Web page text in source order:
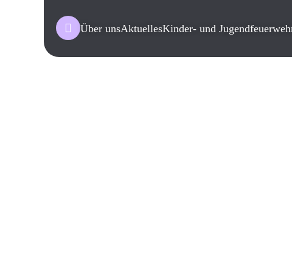
Über unsAktuellesKinder- und